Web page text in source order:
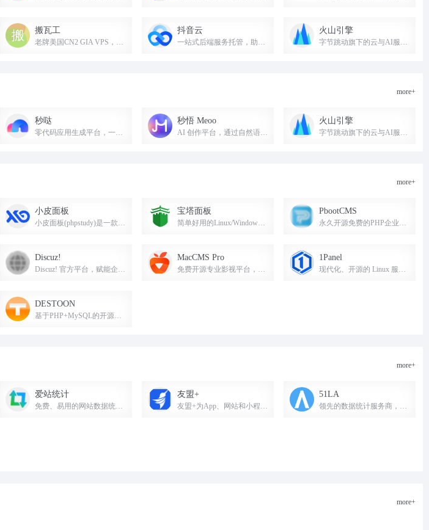
搬瓦工 抖音云 火山引擎
more+
秒哒 秒悟 Meoo
AI 创作平台，通过自然语言快速创建网页、小程序、PPT 等，无需编程。
火山引擎
more+
小皮面板 宝塔面板
简单好用的Linux/Windows服务器运维管理面板，支持一键配置网站、数据库、FTP、SSL等。
PbootCMS
Discuz! MacCMS Pro 1Panel
DESTOON
more+
爱站统计 友盟+ 51LA
more+